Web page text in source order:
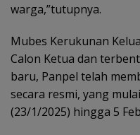
warga,”tutupnya.
Mubes Kerukunan
Calon Ketua dan
baru, Panpel telah
secara resmi, yang
(23/1/2025) hingga 5